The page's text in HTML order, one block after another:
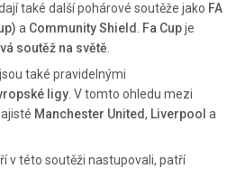
také další pohárové soutěže jako FA
a Community Shield Fa Cupje
soutěž na světě
jsou také pravidelnými
ligy . V tomto ohledu mezi
Manchester United, Liverpool a
v této soutěži nastupovali, patří